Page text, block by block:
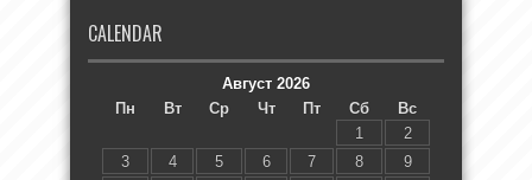
CALENDAR
Август 2026
Пн
Вт Ср Чт Пт Сб
Вс
1
2
3
4 5 6 7 8
9